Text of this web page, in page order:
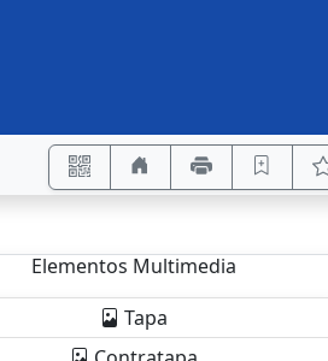
Elementos Multimedia
Tapa